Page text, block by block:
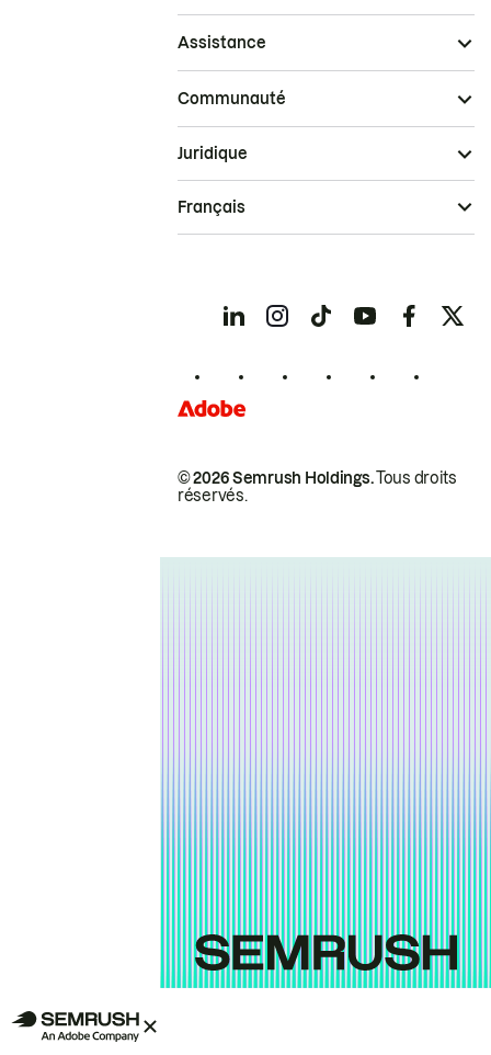
Assistance
Communauté
© 2026 Semrush Holdings.Tous droits
réservés.
Juridique
Français